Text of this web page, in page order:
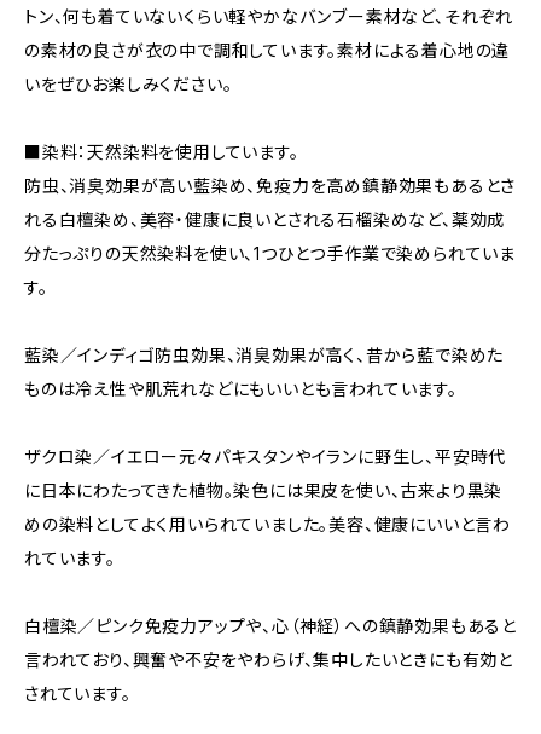
トン、何も着ていないくらい軽やかなバンブー素材など、それぞれ
の素材の良さが衣の中で調和しています。素材による着心地の違
いをぜひお楽しみください。
■染料：天然染料を使用しています。
防虫、消臭効果が高い藍染め、免疫力を高め鎮静効果もあるとさ
れる白檀染め、美容・健康に良いとされる石榴染めなど、薬効成
分たっぷりの天然染料を使い、1つひとつ手作業で染められていま
す。
藍染／インディゴ防虫効果、消臭効果が高く、昔から藍で染めた
ものは冷え性や肌荒れなどにもいいとも言われています。
ザクロ染／イエロー元々パキスタンやイランに野生し、平安時代
に日本にわたってきた植物。染色には果皮を使い、古来より黒染
めの染料としてよく用いられていました。美容、健康にいいと言わ
れています。
白檀染／ピンク免疫力アップや、心（神経）への鎮静効果もあると
言われており、興奮や不安をやわらげ、集中したいときにも有効と
されています。